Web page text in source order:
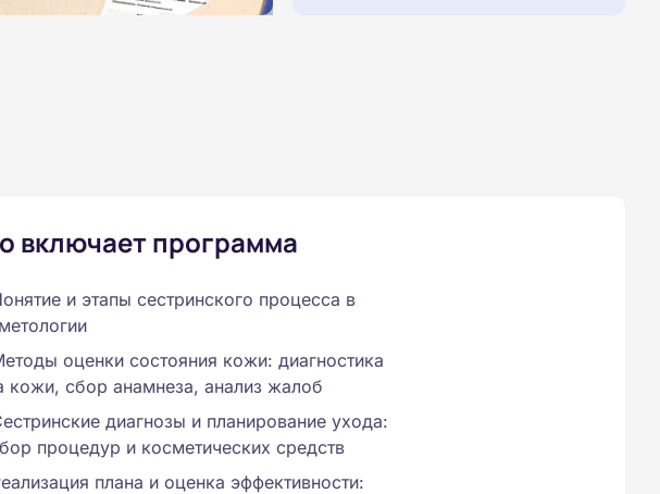
включает программа
и этапы сестринского процесса в
оценки состояния кожи: диагностика
кожи, сбор анамнеза, анализ жалоб
диагнозы и планирование ухода:
процедур и косметических средств
плана и оценка эффективности: